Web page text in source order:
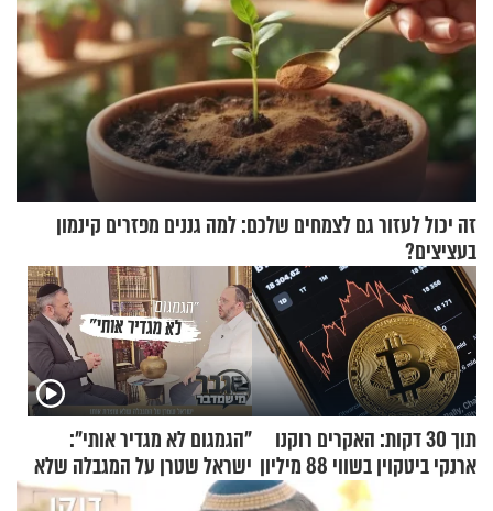
זה יכול לעזור גם לצמחים שלכם: למה גננים מפזרים קינמון
בעציצים?
תוך 30 דקות: האקרים רוקנו
ארנקי ביטקוין בשווי 88 מיליון
"הגמגום לא מגדיר אותי":
ישראל שטרן על המגבלה שלא
עוצרת אותו